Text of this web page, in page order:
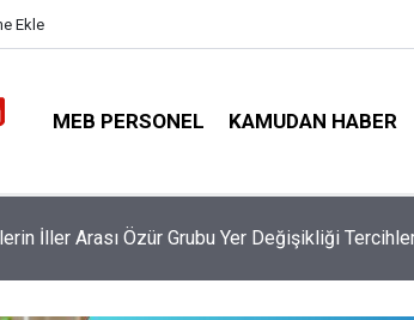
Ekle
MEB PERSONEL KAMUDAN HABER
İsteyen Okul Müdürlerini Şikayet Etme Adımları